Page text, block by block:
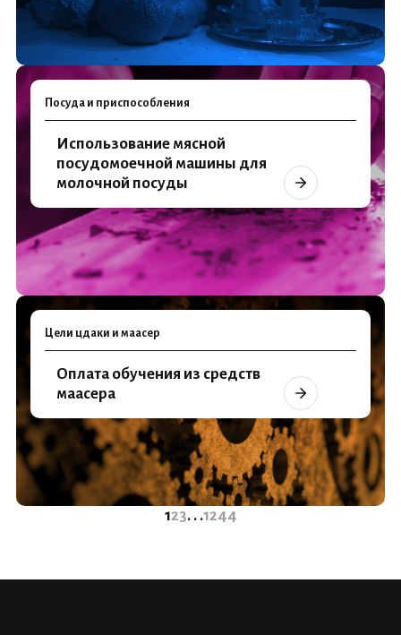
Посуда и приспособления
Использование мясной
посудомоечной машины для
молочной посуды
Цели цдаки и маасер
Оплата обучения из средств
маасера
123. . .1244